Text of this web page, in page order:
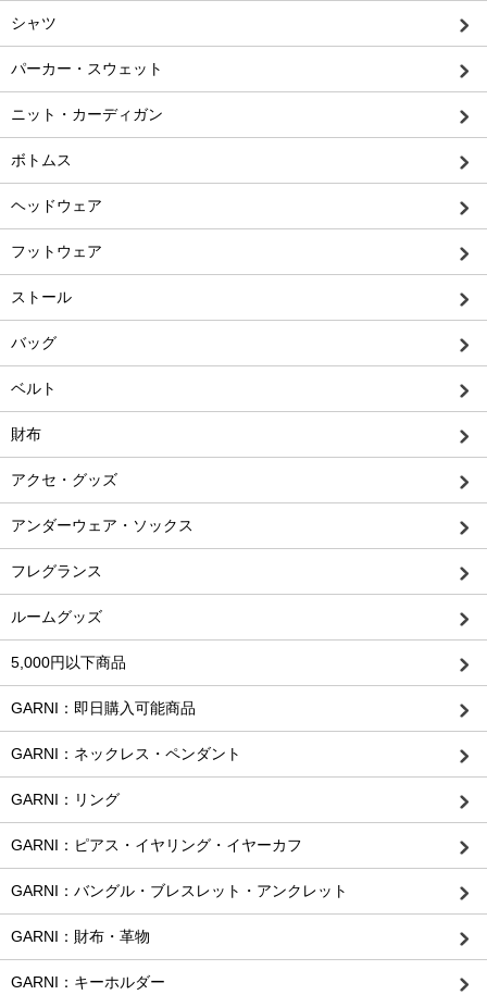
シャツ
パーカー・スウェット
ニット・カーディガン
ボトムス
ヘッドウェア
フットウェア
ストール
バッグ
ベルト
財布
アクセ・グッズ
アンダーウェア・ソックス
フレグランス
ルームグッズ
5,000円以下商品
GARNI：即日購入可能商品
GARNI：ネックレス・ペンダント
GARNI：リング
GARNI：ピアス・イヤリング・イヤーカフ
GARNI：バングル・ブレスレット・アンクレット
GARNI：財布・革物
GARNI：キーホルダー